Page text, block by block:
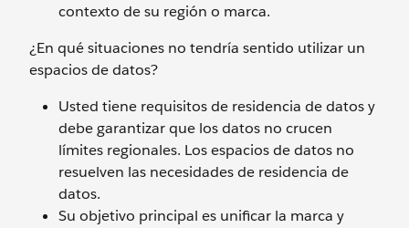
contexto de su región o marca.
¿En qué situaciones no tendría sentido utilizar un
espacios de datos?
Usted tiene requisitos de residencia de datos y
debe garantizar que los datos no crucen
límites regionales. Los espacios de datos no
resuelven las necesidades de residencia de
datos.
Su objetivo principal es unificar la marca y